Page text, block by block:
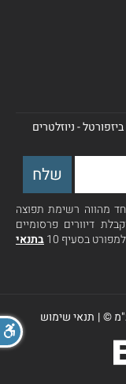
- ניוזלטרים
מהווה רשימת תפוצה
דיוורים פרסומיים
בסעיף 10
בתנאי
©
| תנאי שימוש